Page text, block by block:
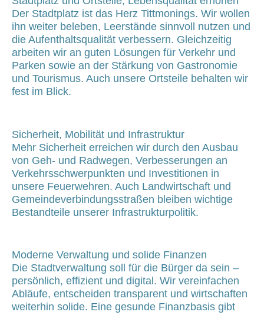
Der Stadtplatz ist das Herz Tittmonings. Wir wollen
ihn weiter beleben, Leerstände sinnvoll nutzen und
die Aufenthaltsqualität verbessern. Gleichzeitig
arbeiten wir an guten Lösungen für Verkehr und
Parken sowie an der Stärkung von Gastronomie
und Tourismus. Auch unsere Ortsteile behalten wir
fest im Blick.
Sicherheit, Mobilität und Infrastruktur
Mehr Sicherheit erreichen wir durch den Ausbau
von Geh- und Radwegen, Verbesserungen an
Verkehrsschwerpunkten und Investitionen in
unsere Feuerwehren. Auch Landwirtschaft und
Gemeindeverbindungsstraßen bleiben wichtige
Bestandteile unserer Infrastrukturpolitik.
Moderne Verwaltung und solide Finanzen
Die Stadtverwaltung soll für die Bürger da sein –
persönlich, effizient und digital. Wir vereinfachen
Abläufe, entscheiden transparent und wirtschaften
weiterhin solide. Eine gesunde Finanzbasis gibt